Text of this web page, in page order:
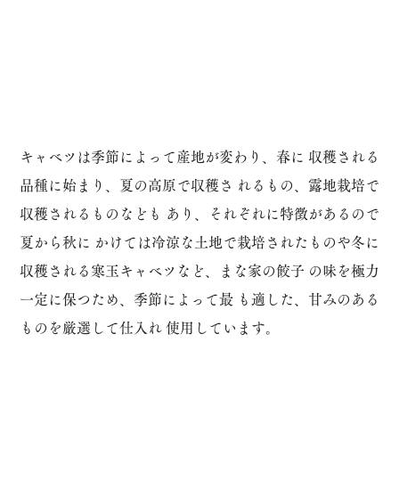
キャベツは季節によって産地が変わり、春に 収穫される
品種に始まり、夏の高原で収穫さ れるもの、露地栽培で
収穫されるものなども あり、それぞれに特徴があるので
夏から秋に かけては冷涼な土地で栽培されたものや冬に
収穫される寒玉キャベツなど、まな家の餃子 の味を極力
一定に保つため、季節によって最 も適した、甘みのある
ものを厳選して仕入れ 使用しています。